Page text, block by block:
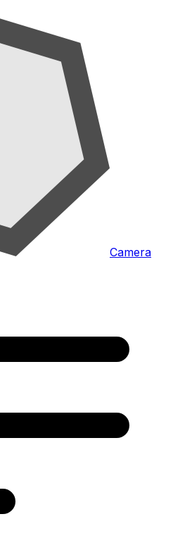
Camera